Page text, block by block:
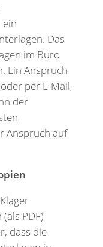
Das
im Büro
Ein Anspruch
per E-Mail,
der
Anspruch auf
PDF)
dass die